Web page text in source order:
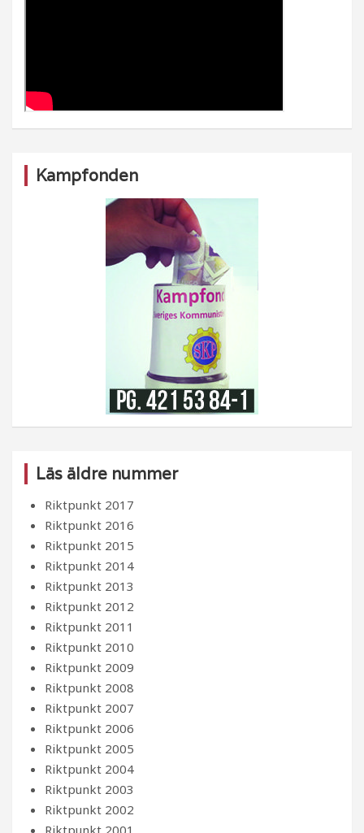
Kampfonden
Läs äldre nummer
Riktpunkt 2017
Riktpunkt 2016
Riktpunkt 2015
Riktpunkt 2014
Riktpunkt 2013
Riktpunkt 2012
Riktpunkt 2011
Riktpunkt 2010
Riktpunkt 2009
Riktpunkt 2008
Riktpunkt 2007
Riktpunkt 2006
Riktpunkt 2005
Riktpunkt 2004
Riktpunkt 2003
Riktpunkt 2002
Riktpunkt 2001